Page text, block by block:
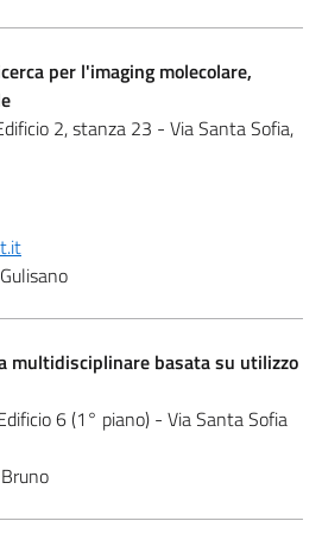
per l'imaging molecolare,
2, stanza 23 - Via Santa Sofia,
multidisciplinare basata su utilizzo
6 (1° piano) - Via Santa Sofia